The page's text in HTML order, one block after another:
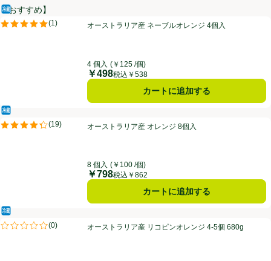
【おすすめ】
オーストラリア産 ネーブルオレンジ 4個入
冷蔵食品
(1)
評価は1件のレビューで5点中5.0点。オーストラリア産 ネーブルオレンジ 4個入
4 個入 (￥125 /個)
価格
￥498税込￥538
カートに追加する
オーストラリア産 オレンジ 8個入
冷蔵食品
(19)
評価は19件のレビューで5点中4.3点。
オーストラリア産 オレンジ 8個入
8 個入 (￥100 /個)
価格
￥798税込￥862
カートに追加する
オーストラリア産 リコピンオレンジ 4-5個 680g
冷蔵食品
(0)
評価は0件のレビューで5点中0.0点。オーストラリア産 リコピンオレンジ 4-5個 680g